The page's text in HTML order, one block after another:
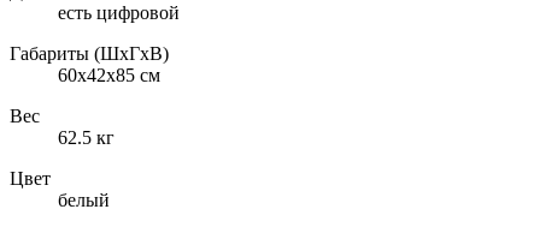
есть цифровой
Габариты (ШxГxВ)
60x42x85 см
Вес
62.5 кг
Цвет
белый